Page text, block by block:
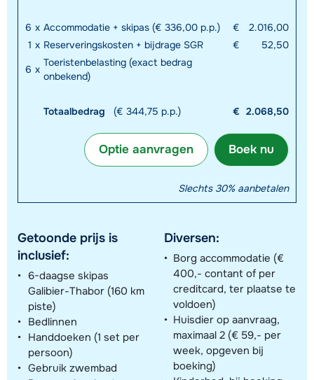
6 x Accommodatie + skipas (€ 336,00 p.p.) €
2.016,00
1 x Reserveringskosten + bijdrage SGR €
52,50
6 x
Toeristenbelasting (exact bedrag
onbekend)
Totaalbedrag (€ 344,75 p.p.) € 2.068,50
Boek nu
Optie aanvragen
Slechts 30% aanbetalen
Getoonde prijs is
inclusief:
6-daagse skipas
Galibier-Thabor (160 km
piste)
Bedlinnen
Handdoeken (1 set per
persoon)
Gebruik zwembad
Diversen:
Borg accommodatie (€
400,- contant of per
creditcard, ter plaatse te
voldoen)
Huisdier op aanvraag,
maximaal 2 (€ 59,- per
week, opgeven bij
boeking)